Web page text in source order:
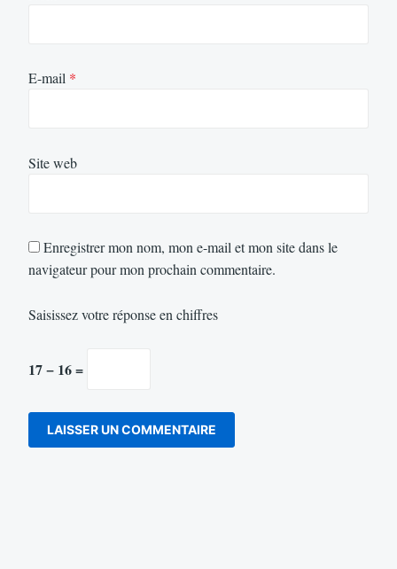
E-mail *
Site web
Enregistrer mon nom, mon e-mail et mon site dans le
navigateur pour mon prochain commentaire.
Saisissez votre réponse en chiffres
17 − 16 =